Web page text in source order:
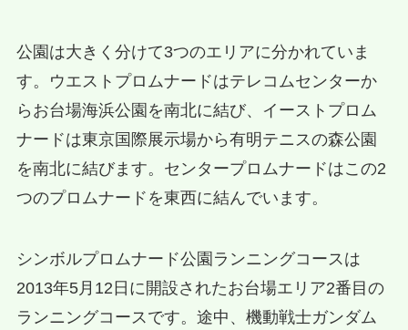
公園は大きく分けて3つのエリアに分かれていま
す。ウエストプロムナードはテレコムセンターか
らお台場海浜公園を南北に結び、イーストプロム
ナードは東京国際展示場から有明テニスの森公園
を南北に結びます。センタープロムナードはこの2
つのプロムナードを東西に結んでいます。
シンボルプロムナード公園ランニングコースは
2013年5月12日に開設されたお台場エリア2番目の
ランニングコースです。途中、機動戦士ガンダム